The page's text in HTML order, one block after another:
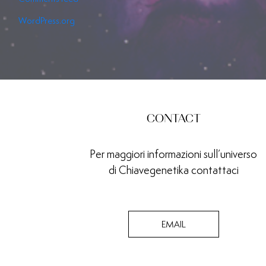
WordPress.org
CONTACT
Per maggiori informazioni sull’universo
di Chiavegenetika contattaci
EMAIL